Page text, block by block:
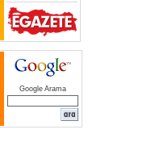
Google Arama